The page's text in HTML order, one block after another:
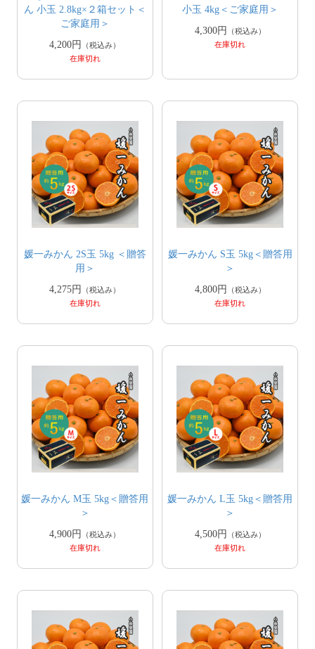
ん 小玉 2.8kg×２箱セット＜
ご家庭用＞
4,200円
（税込み）
在庫切れ
小玉 4kg＜ご家庭用＞
4,300円
（税込み）
在庫切れ
媛一みかん 2S玉 5kg ＜贈答
用＞
4,275円
（税込み）
在庫切れ
媛一みかん S玉 5kg＜贈答用
＞
4,800円
（税込み）
在庫切れ
媛一みかん M玉 5kg＜贈答用
＞
4,900円
（税込み）
在庫切れ
媛一みかん L玉 5kg＜贈答用
＞
4,500円
（税込み）
在庫切れ